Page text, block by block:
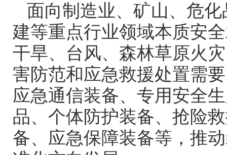
面向制造业、矿山、危
建等重点行业领域本质安
干旱、台风、森林草原火
害防范和应急救援处置需
应急通信装备、专用安全
品、个体防护装备、抢险
备、应急保障装备等，推